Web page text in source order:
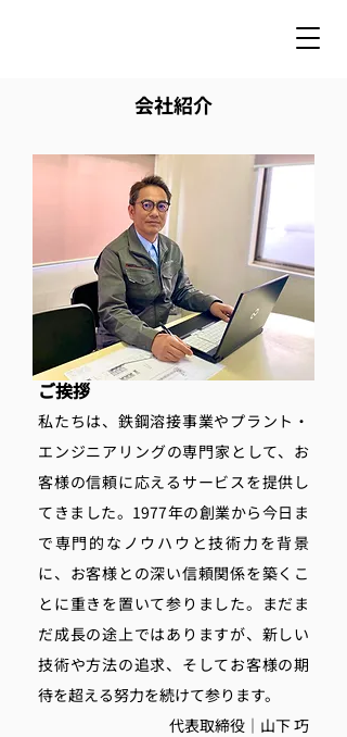
会社紹介
ご挨拶
私たちは、鉄鋼溶接事業やプラント・
エンジニアリングの専門家として、お
客様の信頼に応えるサービスを提供し
てきました。1977年の創業から今日ま
で専門的なノウハウと技術力を背景
に、お客様との深い信頼関係を築くこ
とに重きを置いて参りました。まだま
だ成長の途上ではありますが、新しい
技術や方法の追求、そしてお客様の期
待を超える努力を続けて参ります。​
代表取締役｜山下 巧